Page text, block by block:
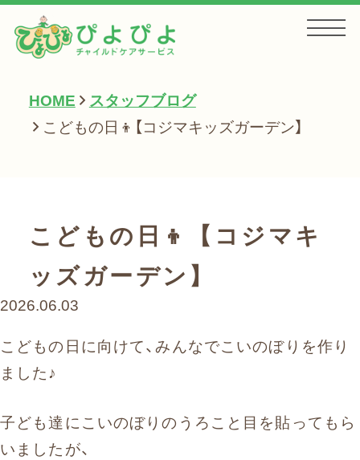
HOME
サービス一覧
会社案内
お問い合わせ
まずはお気軽にお電話ください
HOME
スタッフブログ
こどもの日👦【コジマキッズガーデン】
こどもの日👦【コジマキ
ッズガーデン】
2026.06.03
こどもの日に向けて、みんなでこいのぼりを作り
ました♪
子ども達にこいのぼりのうろこと目を貼ってもら
いましたが、